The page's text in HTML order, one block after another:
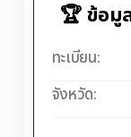
🏆 ข้อมู
ทะเบียน:
จังหวัด: